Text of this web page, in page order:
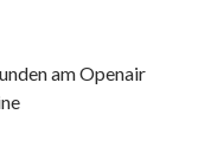
am Openair